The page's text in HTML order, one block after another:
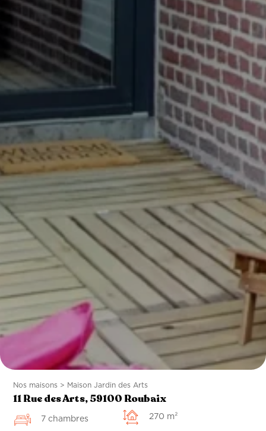
Nos maisons > Maison Jardin des Arts
11 Rue des Arts, 59100 Roubaix
7 chambres 270 m²